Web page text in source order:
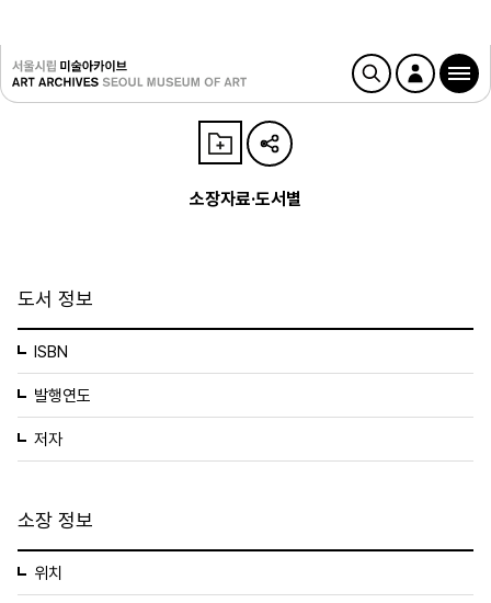
소장자료·도서별
도서 정보
ISBN
발행연도
저자
소장 정보
위치